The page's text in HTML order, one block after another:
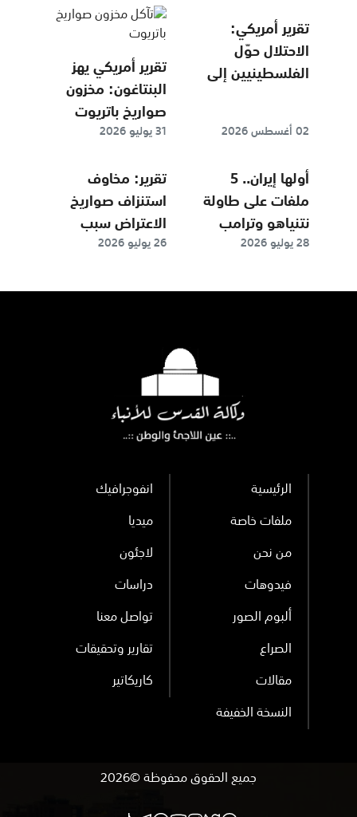
تقرير أمريكي:
الاحتلال حوّل
الفلسطينيين إلى
الاصطناعي
02 أغسطس 2026
تقرير أمريكي يهز
البنتاغون: مخزون
صواريخ باتريوت
تراجع بشدة…
31 يوليو 2026
أولها إيران.. 5
ملفات على طاولة
نتنياهو وترامب
الثلاثاء (تقرير
28 يوليو 2026
تقرير: مخاوف
استنزاف صواريخ
الاعتراض سبب
تأجيل تصعيد
26 يوليو 2026
الرئيسية انفوجرافيك
ملفات خاصة ميديا
من نحن لاجئون
فيدوهات دراسات
ألبوم الصور تواصل معنا
الصراع تقارير وتحقيقات
مقالات كاريكاتير
النسخة الخفيفة
جميع الحقوق محفوظة ©2026